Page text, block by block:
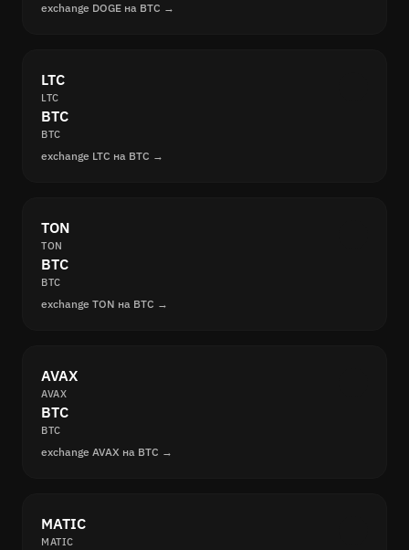
exchange DOGE на BTC →
LTC
LTC
BTC
BTC
exchange LTC на BTC →
TON
TON
BTC
BTC
exchange TON на BTC →
AVAX
AVAX
BTC
BTC
exchange AVAX на BTC →
MATIC
MATIC